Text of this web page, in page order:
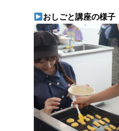
おしごと講座の様子